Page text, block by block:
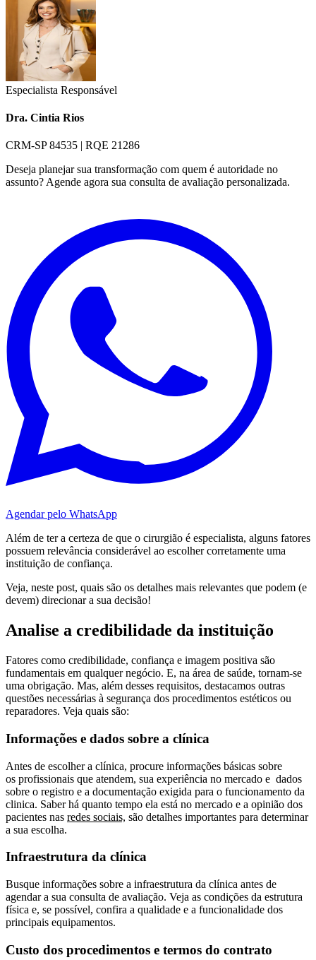
Especialista Responsável
Dra. Cintia Rios
CRM-SP 84535 | RQE 21286
Deseja planejar sua transformação com quem é autoridade no
assunto? Agende agora sua consulta de avaliação personalizada.
Agendar pelo WhatsApp
Além de ter a certeza de que o cirurgião é especialista, alguns fatores
possuem relevância considerável ao escolher corretamente uma
instituição de confiança.
Veja, neste post, quais são os detalhes mais relevantes que podem (e
devem) direcionar a sua decisão!
Analise a credibilidade da instituição
Fatores como credibilidade, confiança e imagem positiva são
fundamentais em qualquer negócio. E, na área de saúde, tornam-se
uma obrigação. Mas, além desses requisitos, destacamos outras
questões necessárias à segurança dos procedimentos estéticos ou
reparadores. Veja quais são:
Informações e dados sobre a clínica
Antes de escolher a clínica, procure informações básicas sobre
os profissionais que atendem, sua experiência no mercado e dados
sobre o registro e a documentação exigida para o funcionamento da
clinica. Saber há quanto tempo ela está no mercado e a opinião dos
pacientes nas redes sociais, são detalhes importantes para determinar
a sua escolha.
Infraestrutura da clínica
Busque informações sobre a infraestrutura da clínica antes de
agendar a sua consulta de avaliação. Veja as condições da estrutura
física e, se possível, confira a qualidade e a funcionalidade dos
principais equipamentos.
Custo dos procedimentos e termos do contrato